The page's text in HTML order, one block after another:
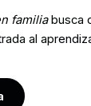
familiabusca
al